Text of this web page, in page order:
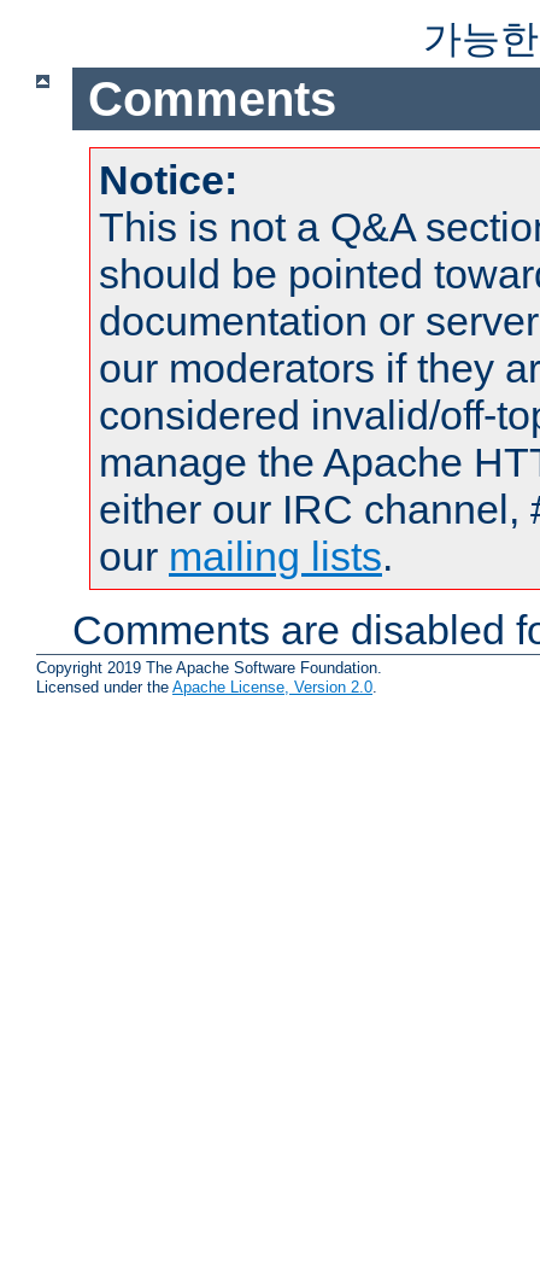
가능
Comments
Notice:
This is not a Q&A
should be pointed
documentation or
our moderators if they
considered invalid/off-
manage the Apache
either our IRC channel,
our mailing lists.
Comments are disabled
Copyright 2019 The Apache Software Foundation.
Licensed under the Apache License, Version 2.0.